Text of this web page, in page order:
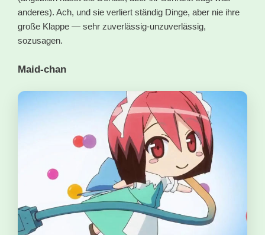
anderes). Ach, und sie verliert ständig Dinge, aber nie ihre
große Klappe — sehr zuverlässig-unzuverlässig,
sozusagen.
Maid-chan